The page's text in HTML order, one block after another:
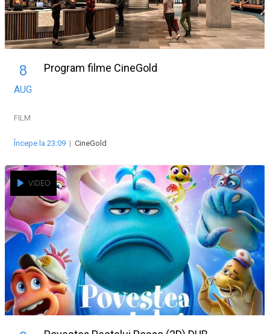
8
AUG
Program filme CineGold
FILM
Începe la 23:09 | CineGold
VIDEO